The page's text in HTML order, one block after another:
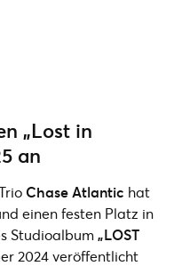
„Lost in
an
Chase Atlantic hat
einen festen Platz in
Studioalbum„LOST
2024 veröffentlicht